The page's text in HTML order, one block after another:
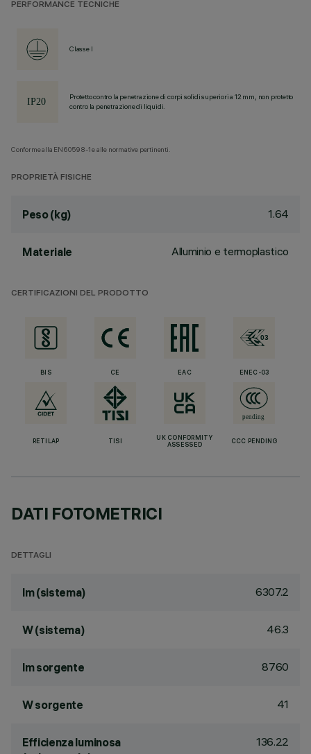
PERFORMANCE TECNICHE
Classe I
Protetto contro la penetrazione di corpi solidi superiori a 12 mm, non protetto
contro la penetrazione di liquidi.
Conforme alla EN60598-1 e alle normative pertinenti.
PROPRIETÀ FISICHE
Peso (kg) 1.64
Materiale Alluminio e termoplastico
CERTIFICAZIONI DEL PRODOTTO
BIS CE EAC ENEC-03
RETILAP TISI
UK CONFORMITY
ASSESSED
CCC PENDING
DATI FOTOMETRICI
DETTAGLI
lm (sistema) 6307.2
W (sistema) 46.3
lm sorgente 8760
W sorgente 41
Efficienza luminosa
136.22